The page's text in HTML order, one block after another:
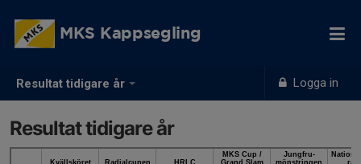
Resultat tidigare år Logga in
MKS Kappsegling
Resultat tidigare år